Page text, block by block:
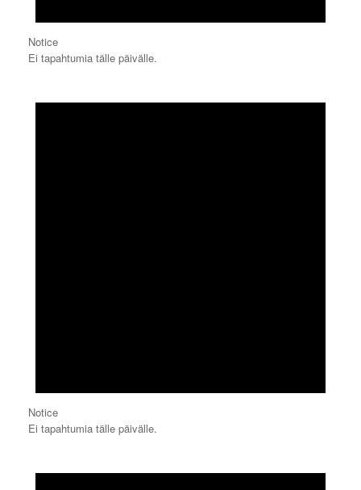
Notice
Ei tapahtumia tälle päivälle.
Notice
Ei tapahtumia tälle päivälle.